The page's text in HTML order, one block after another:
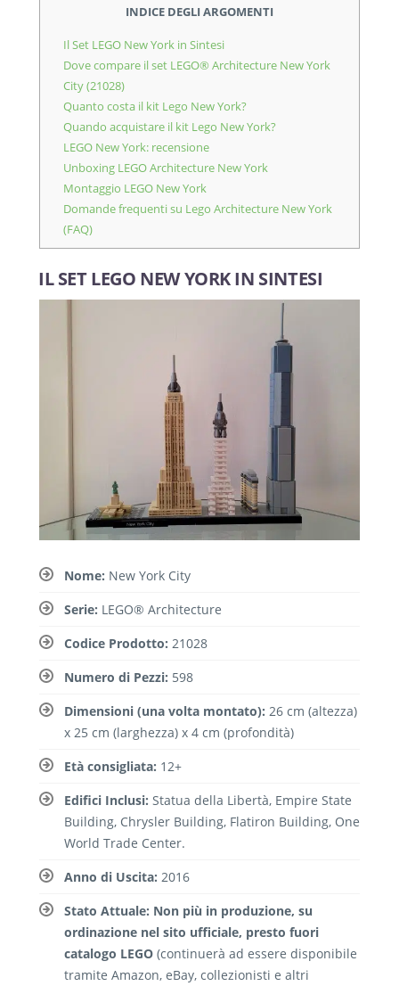
INDICE DEGLI ARGOMENTI
Il Set LEGO New York in Sintesi
Dove compare il set LEGO® Architecture New York
City (21028)
Quanto costa il kit Lego New York?
Quando acquistare il kit Lego New York?
LEGO New York: recensione
Unboxing LEGO Architecture New York
Montaggio LEGO New York
Domande frequenti su Lego Architecture New York
(FAQ)
IL SET LEGO NEW YORK IN SINTESI
Nome: New York City
Serie: LEGO® Architecture
Codice Prodotto: 21028
Numero di Pezzi: 598
Dimensioni (una volta montato): 26 cm (altezza)
x 25 cm (larghezza) x 4 cm (profondità)
Età consigliata: 12+
Edifici Inclusi: Statua della Libertà, Empire State
Building, Chrysler Building, Flatiron Building, One
World Trade Center.
Anno di Uscita: 2016
Stato Attuale: Non più in produzione, su
ordinazione nel sito ufficiale, presto fuori
catalogo LEGO (continuerà ad essere disponibile
tramite Amazon, eBay, collezionisti e altri